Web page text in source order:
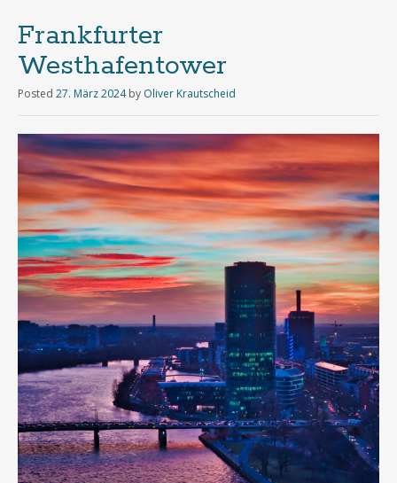
Frankfurter
Westhafentower
Posted 27. März 2024 by Oliver Krautscheid